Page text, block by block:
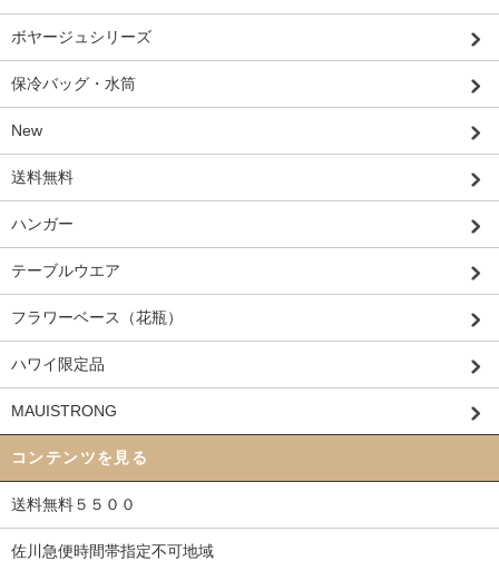
ボヤージュシリーズ
保冷バッグ・水筒
New
送料無料
ハンガー
テーブルウエア
フラワーベース（花瓶）
ハワイ限定品
MAUISTRONG
コンテンツを見る
送料無料５５００
佐川急便時間帯指定不可地域